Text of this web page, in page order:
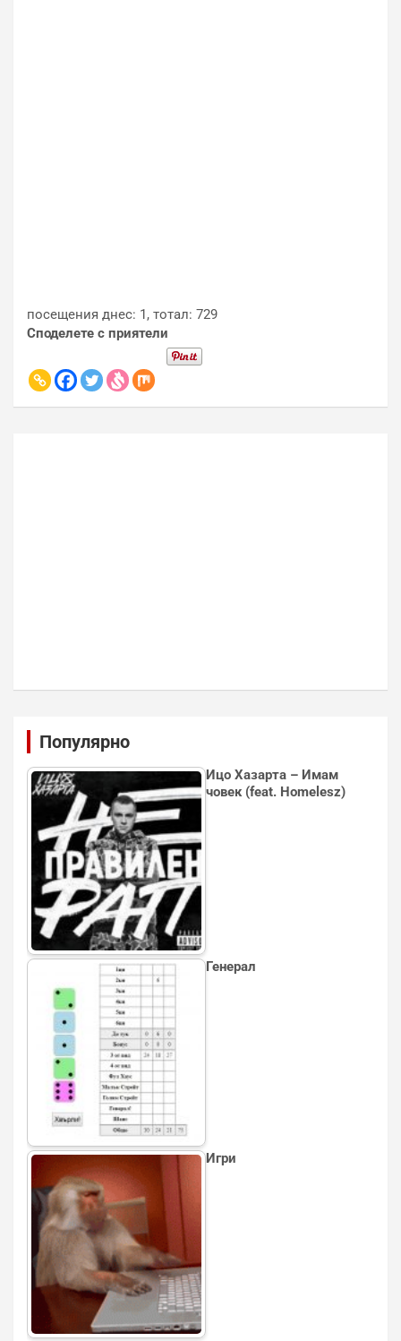
посещения днес: 1, тотал: 729
Споделете с приятели
Популярно
Ицо Хазарта – Имам
човек (feat. Homelesz)
Генерал
Игри